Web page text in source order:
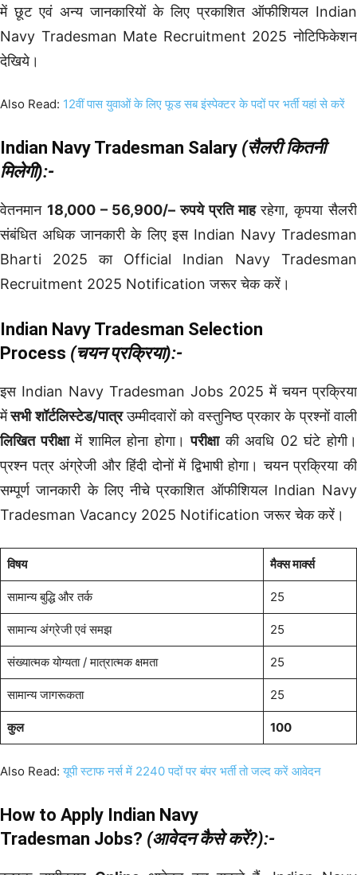
में छूट एवं अन्य जानकारियों के लिए प्रकाशित ऑफीशियल Indian
Navy Tradesman Mate Recruitment 2025 नोटिफिकेशन
देखिये।
Also Read: 12वीं पास युवाओं के लिए फूड सब इंस्पेक्टर के पदों पर भर्ती यहां से करें
Indian Navy Tradesman Salary (सैलरी कितनी
मिलेगी):-
वेतनमान 18,000 – 56,900/– रुपये प्रति माहरहेगा, कृपया सैलरी
संबंधित अधिक जानकारी के लिए इस Indian Navy Tradesman
Bharti 2025 का Official Indian Navy Tradesman
Recruitment 2025 Notification जरूर चेक करें।
Indian Navy Tradesman Selection
Process (चयन प्रक्रिया):-
इस Indian Navy Tradesman Jobs 2025 में चयन प्रक्रिया
मेंसभी शॉर्टलिस्टेड/पात्रउम्मीदवारों को वस्तुनिष्ठ प्रकार के प्रश्नों वाली
लिखित परीक्षामें शामिल होना होगा।परीक्षाकी अवधि 02 घंटे होगी।
प्रश्न पत्र अंग्रेजी और हिंदी दोनों में द्विभाषी होगा। चयन प्रक्रिया की
सम्पूर्ण जानकारी के लिए नीचे प्रकाशित ऑफीशियल Indian Navy
Tradesman Vacancy 2025 Notification जरूर चेक करें।
विषय मैक्स मार्क्स
सामान्य बुद्धि और तर्क 25
सामान्य अंग्रेजी एवं समझ 25
संख्यात्मक योग्यता / मात्रात्मक क्षमता 25
सामान्य जागरूकता 25
कुल 100
Also Read:यूपी स्टाफ नर्स में 2240 पदों पर बंपर भर्ती तो जल्द करें आवेदन
How to Apply Indian Navy
Tradesman Jobs? (आवेदन कैसे करें?):-